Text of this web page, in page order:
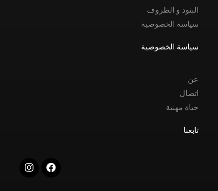
البنود و الظروف
سياسة الخصوصية
سياسة الخصوصية
عن
اتصال
حياة مهنية
تابعنا